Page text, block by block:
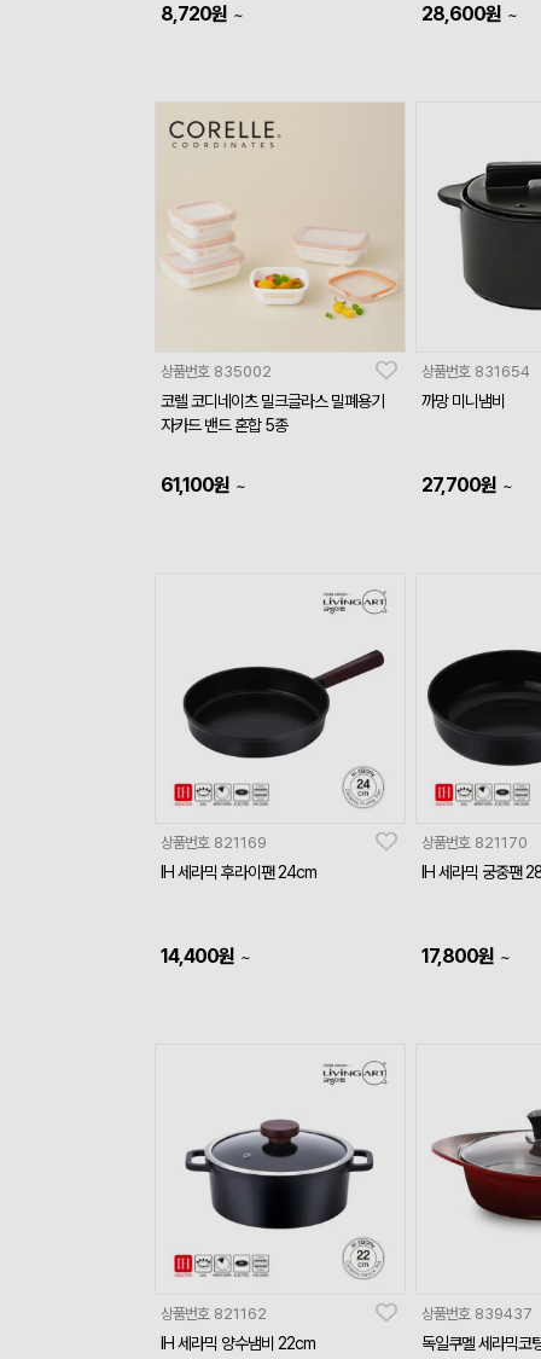
8,720원 ~ 28,600원 ~
상품번호 835002
코렐 코디네이츠 밀크글라스 밀폐용기
자카드 밴드 혼합 5종
61,100원 ~
상품번호 831654
까망 미니냄비
27,700원 ~
상품번호 821169
IH 세라믹 후라이팬 24cm
14,400원 ~
상품번호 821170
IH 세라믹 궁중팬
17,800원 ~
상품번호 821162
IH 세라믹 양수냄비 22cm
상품번호 839437
독일쿠멜 세라믹코